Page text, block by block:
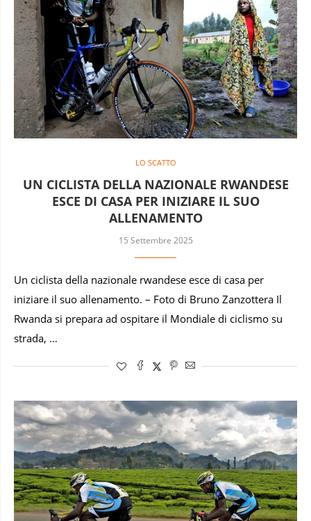
LO SCATTO
UN CICLISTA DELLA NAZIONALE RWANDESE
ESCE DI CASA PER INIZIARE IL SUO
ALLENAMENTO
15 Settembre 2025
Un ciclista della nazionale rwandese esce di casa per
iniziare il suo allenamento. – Foto di Bruno Zanzottera Il
Rwanda si prepara ad ospitare il Mondiale di ciclismo su
strada, …